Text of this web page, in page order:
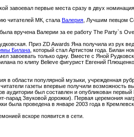
завоевал первые места сразу в двух
читателей МК, стала Валерия, Лучшим певцом
вручена Валерии за ее работу The Party`s
Приз ZD Awards Яна получила из рук
Билана, который стал Артистом года. Билан
завоевать только одну. Вместе с Яной
по клипу Believe фигурист Евгений
в области популярной музыки, учрежденная
газеты впервые получили возможность
аудитории был составлен и опубликован
парад Звуковой дорожки). Первая церемония
была проведена в январе 2003 года в
вскоре появится в сети.